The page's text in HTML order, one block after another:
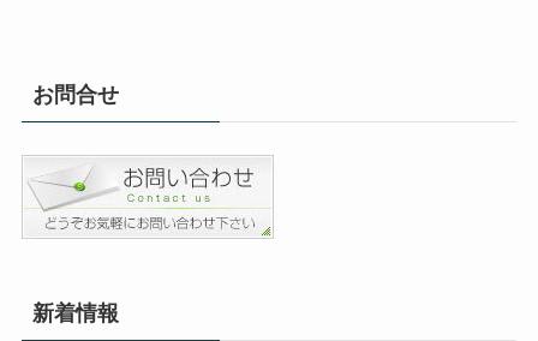
お問合せ
新着情報